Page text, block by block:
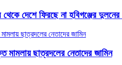
দেশে ফিরছে না হবিগঞ্জের
মামলায় ছাত্রদলের নেতাদের জামিন